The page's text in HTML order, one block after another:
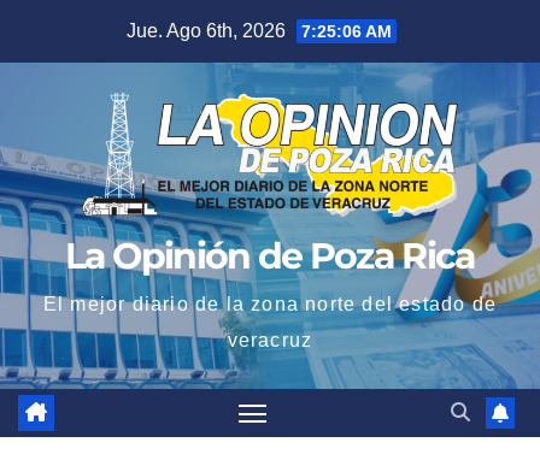
Jue. Ago 6th, 2026 7:25:06 AM
La Opinión de Poza Rica
El mejor diario de la zona norte del estado de
veracruz